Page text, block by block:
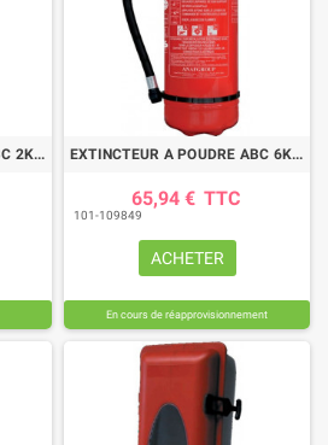
EXTINCTEUR A POUDRE ABC 2KG AVEC SUPP/TRANSP EXTINCTEUR A POUDRE ABC 6KG SANS SUPPORT
65,94 € TTC
101-109849
ACHETER
En cours de réapprovisionnement